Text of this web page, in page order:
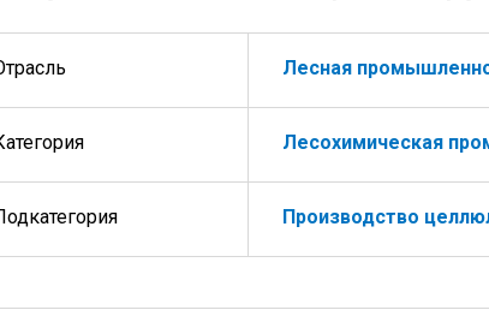
Лесная
Лесохимическая
Производство